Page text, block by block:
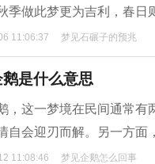
季做此梦更为吉利，春日
11:06:37 梦见石碾子的预兆
是什么意思
，这一梦境在民间通常有
自会迎刃而解。另一方面
11:08:46 梦见企鹅怎么回事